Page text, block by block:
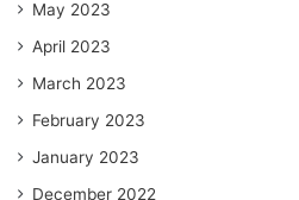
May 2023
April 2023
March 2023
February 2023
January 2023
December 2022